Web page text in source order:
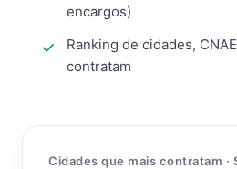
encargos)
Ranking de cidades,
contratam
Cidades que mais contratam ·